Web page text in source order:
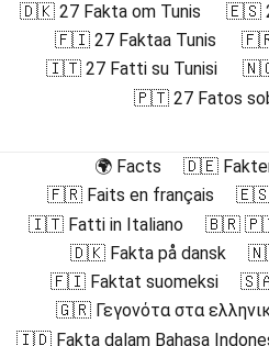
🇩🇰 27 Fakta om Tunis
🇪🇸
🇫🇮 27 Faktaa Tunis
🇫🇷
🇮🇹 27 Fatti su Tunisi
🇳🇴
🇵🇹 27 Fatos
🌍 Facts
🇩🇪
🇫🇷 Faits en français
🇪🇸
🇮🇹 Fatti in Italiano
🇧🇷 🇵🇹
🇩🇰 Fakta på dansk
🇫🇮 Faktat suomeksi
🇬🇷 Γεγονότα στα
🇮🇩 Fakta dalam Bahasa